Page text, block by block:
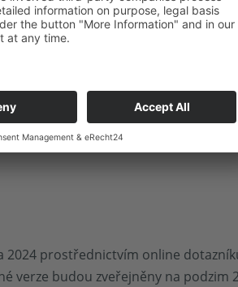
to může
se udržitelnosti a společenské
aLepší vztahy se zúčastněnými
environmentální a sociální rizika,
dobře připraveny na nové právní
prostřednictvím online
verze budou zveřejněny na podzim